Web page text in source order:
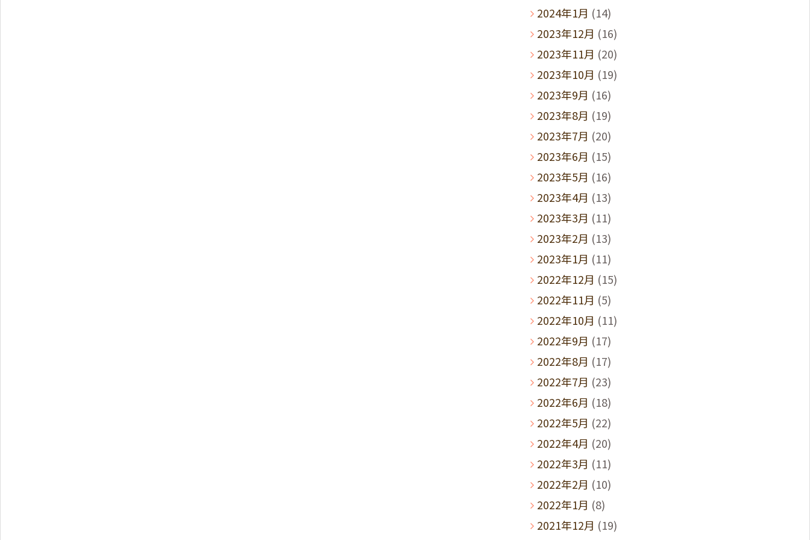
2024年1月 (14)
2023年12月 (16)
2023年11月 (20)
2023年10月 (19)
2023年9月 (16)
2023年8月 (19)
2023年7月 (20)
2023年6月 (15)
2023年5月 (16)
2023年4月 (13)
2023年3月 (11)
2023年2月 (13)
2023年1月 (11)
2022年12月 (15)
2022年11月 (5)
2022年10月 (11)
2022年9月 (17)
2022年8月 (17)
2022年7月 (23)
2022年6月 (18)
2022年5月 (22)
2022年4月 (20)
2022年3月 (11)
2022年2月 (10)
2022年1月 (8)
2021年12月 (19)